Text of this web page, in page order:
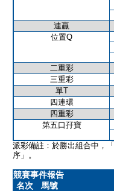
連贏
位置Q
二重彩
三重彩
單T
四連環
四重彩
第五口孖寶
派彩備註：於勝出組合中，
序」。
競賽事件報告
名次
馬號